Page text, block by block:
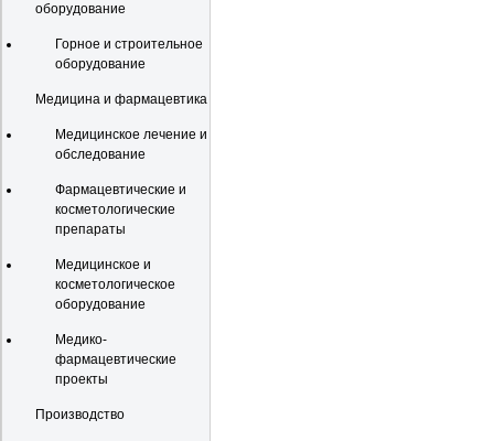
оборудование
Горное и строительное
оборудование
Медицина и фармацевтика
Медицинское лечение и
обследование
Фармацевтические и
косметологические
препараты
Медицинское и
косметологическое
оборудование
Медико-
фармацевтические
проекты
Производство